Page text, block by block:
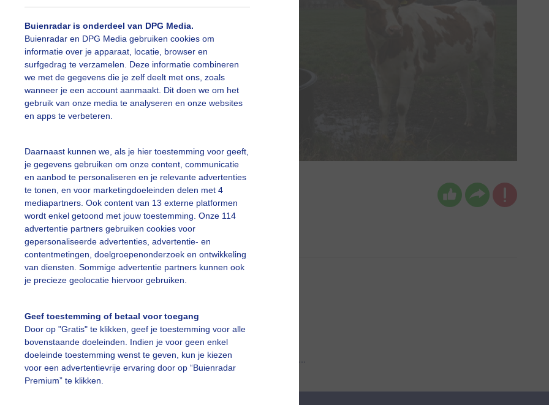
Buienradar is onderdeel van DPG Media.
Buienradar en DPG Media gebruiken cookies om
informatie over je apparaat, locatie, browser en
surfgedrag te verzamelen. Deze informatie combineren
we met de gegevens die je zelf deelt met ons, zoals
wanneer je een account aanmaakt. Dit doen we om het
gebruik van onze media te analyseren en onze websites
en apps te verbeteren.
Daarnaast kunnen we, als je hier toestemming voor geeft,
je gegevens gebruiken om onze content, communicatie
en aanbod te personaliseren en je relevante advertenties
te tonen, en voor marketingdoeleinden delen met 4
mediapartners. Ook content van 13 externe platformen
wordt enkel getoond met jouw toestemming. Onze 114
advertentie partners gebruiken cookies voor
gepersonaliseerde advertenties, advertentie- en
contentmetingen, doelgroepenonderzoek en ontwikkeling
van diensten. Sommige advertentie partners kunnen ook
je precieze geolocatie hiervoor gebruiken.
Geef toestemming of betaal voor toegang
Door op "Gratis" te klikken, geef je toestemming voor alle
bovenstaande doeleinden. Indien je voor geen enkel
doeleinde toestemming wenst te geven, kun je kiezen
voor een advertentievrije ervaring door op “Buienradar
Premium” te klikken.
en dik wolkendek maar nog droog weer
Toon Boons Gemaakt: 17-12-2025, 19x bekeken
Grijsbewolkt Dieren
slideshow
Een moment geduld aub...